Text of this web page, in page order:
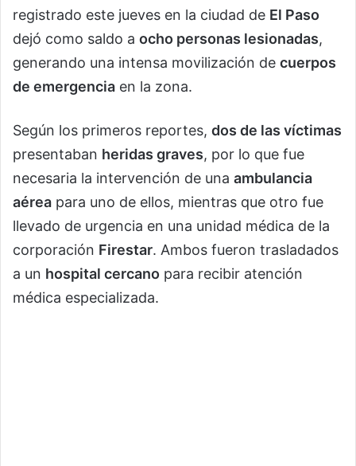
registrado este jueves en la ciudad de El Paso
dejó como saldo a ocho personas lesionadas,
generando una intensa movilización de cuerpos
de emergencia en la zona.
Según los primeros reportes, dos de las víctimas
presentaban heridas graves, por lo que fue
necesaria la intervención de una ambulancia
aérea para uno de ellos, mientras que otro fue
llevado de urgencia en una unidad médica de la
corporación Firestar. Ambos fueron trasladados
a un hospital cercano para recibir atención
médica especializada.